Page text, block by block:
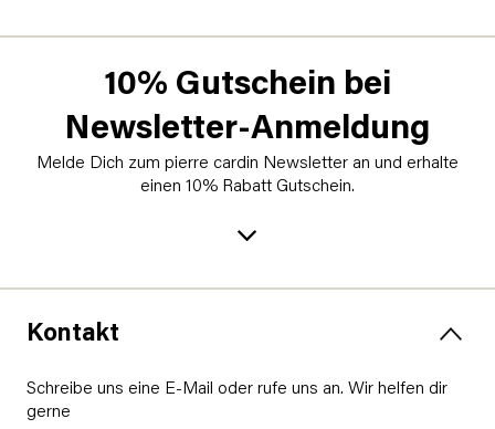
10% Gutschein bei
Newsletter-Anmeldung
Melde Dich zum pierre cardin Newsletter an und erhalte
einen 10% Rabatt Gutschein.
Kontakt
Schreibe uns eine E-Mail oder rufe uns an. Wir helfen dir
gerne